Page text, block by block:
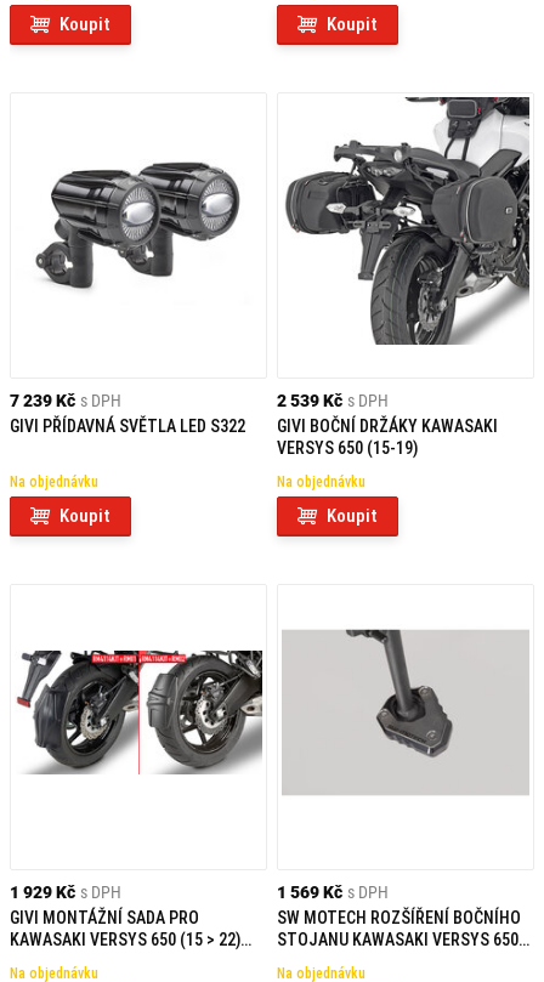
Koupit Koupit
7 239 Kč s DPH
GIVI PŘÍDAVNÁ SVĚTLA LED S322
Na objednávku
Koupit
2 539 Kč s DPH
GIVI BOČNÍ DRŽÁKY KAWASAKI
VERSYS 650 (15-19)
Na objednávku
Koupit
1 929 Kč s DPH
GIVI MONTÁŽNÍ SADA PRO
KAWASAKI VERSYS 650 (15 > 22)
Na objednávku
1 569 Kč s DPH
SW MOTECH ROZŠÍŘENÍ BOČNÍHO
STOJANU KAWASAKI VERSYS 650
Na objednávku